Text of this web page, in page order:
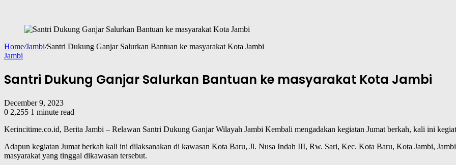
Home/Jambi/Santri Dukung Ganjar Salurkan Bantuan ke masyarakat Kota Jambi
Jambi
Santri Dukung Ganjar Salurkan Bantuan ke masyarakat Kota Jambi
December 9, 2023
0 2,255 1 minute read
Kerincitime.co.id, Berita Jambi – Relawan Santri Dukung Ganjar Wilayah Jambi Kembali mengadakan kegiatan Jumat berkah, kali ini
Adapun kegiatan Jumat berkah kali ini dilaksanakan di kawasan Kota Baru, Jl. Nusa Indah III, Rw. Sari, Kec. Kota Baru, Kota Jambi,
masyarakat yang tinggal dikawasan tersebut.